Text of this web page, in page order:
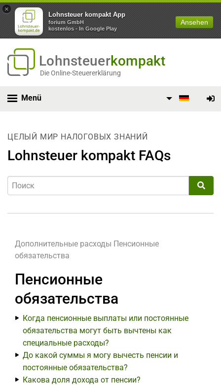
×
Lohnsteuer kompakt App
forium GmbH
kostenlos - In Google Play
Ansehen
Lohnsteuerkompakt
Die Online-Steuererklärung
Menü
ЦЕЛЫЙ МИР НАЛОГОВЫХ ЗНАНИЙ
Lohnsteuer kompakt FAQs
Дополнительные расходы Пенсионные
обязательства
Пенсионные
обязательства
Когда пенсионные выплаты или постоянные
обязательства могут быть вычтены как
специальные расходы?
До какой суммы я могу вычесть пенсии и
постоянные обязательства?
Какова доля дохода от пенсии?